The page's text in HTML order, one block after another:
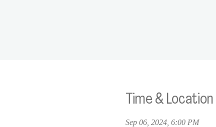
Time & Location
Sep 06, 2024, 6:00 PM